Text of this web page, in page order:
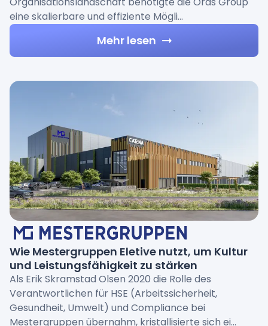
eine skalierbare und effiziente Mögli…
Mehr lesen
Wie Mestergruppen Eletive nutzt, um Kultur
und Leistungsfähigkeit zu stärken
Als Erik Skramstad Olsen 2020 die Rolle des
Verantwortlichen für HSE (Arbeitssicherheit,
Gesundheit, Umwelt) und Compliance bei
Mestergruppen übernahm, kristallisierte sich ei…